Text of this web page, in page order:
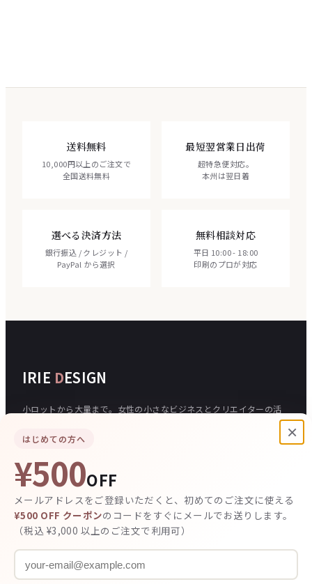
送料無料
10,000円以上のご注文で
全国送料無料
最短翌営業日出荷
超特急便対応。
本州は翌日着
選べる決済方法
銀行振込 / クレジット /
PayPal から選択
無料相談対応
平日 10:00 - 18:00
印刷のプロが対応
IRIE DESIGN
小ロットから大量まで。女性の小さなビジネスとクリエイターの活
ご注文について
お支払い方法
テンプレート
デザイン依頼
お客様の声
×
はじめての方へ
¥500OFF
メールアドレスをご登録いただくと、初めてのご注文に使える
¥500 OFF クーポンのコードをすぐにメールでお送りします。
（税込 ¥3,000 以上のご注文で利用可）